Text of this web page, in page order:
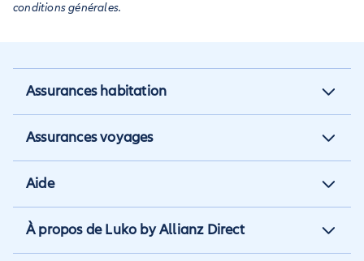
conditions générales.
Assurances habitation
Assurance habitation
Assurance locataire
Assurance propriétaire non
occupant
Assurances voyages
Assurance vacances
Assurance annulation
Assurance annuelle
Aide
Aide et contact
Aide habitation
À propos de Luko by Allianz Direct